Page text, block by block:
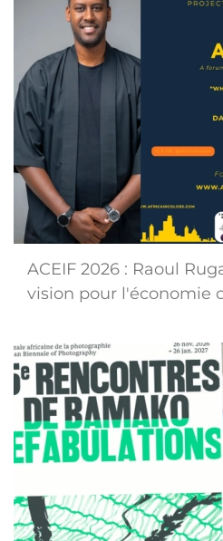
ACEIF 2026 : Raoul
vision pour l'économie